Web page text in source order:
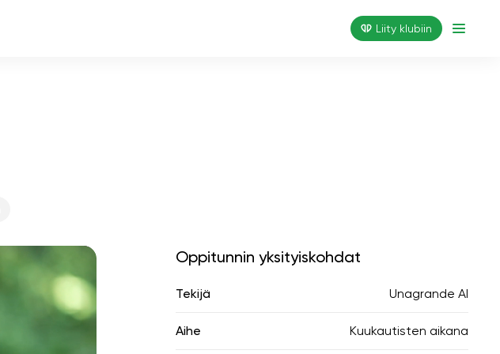
Liity klubiin
Oppitunnin yksityiskohdat
Tekijä Unagrande AI
Aihe Kuukautisten aikana